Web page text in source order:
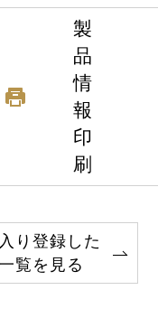
製
品
情
報
印
刷
り登録した
覧を見る